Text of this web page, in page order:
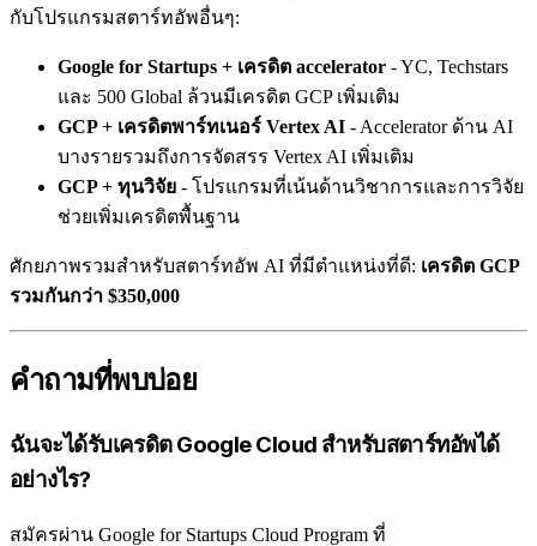
กับโปรแกรมสตาร์ทอัพอื่นๆ:
Google for Startups + เครดิต accelerator - YC, Techstars
และ 500 Global ล้วนมีเครดิต GCP เพิ่มเติม
GCP + เครดิตพาร์ทเนอร์ Vertex AI - Accelerator ด้าน AI
บางรายรวมถึงการจัดสรร Vertex AI เพิ่มเติม
GCP + ทุนวิจัย - โปรแกรมที่เน้นด้านวิชาการและการวิจัย
ช่วยเพิ่มเครดิตพื้นฐาน
ศักยภาพรวมสำหรับสตาร์ทอัพ AI ที่มีตำแหน่งที่ดี: เครดิต GCP
รวมกันกว่า $350,000
คำถามที่พบบ่อย
ฉันจะได้รับเครดิต Google Cloud สำหรับสตาร์ทอัพได้
อย่างไร?
สมัครผ่าน Google for Startups Cloud Program ที่